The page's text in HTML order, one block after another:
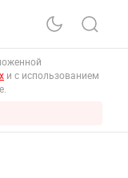
и с использованием